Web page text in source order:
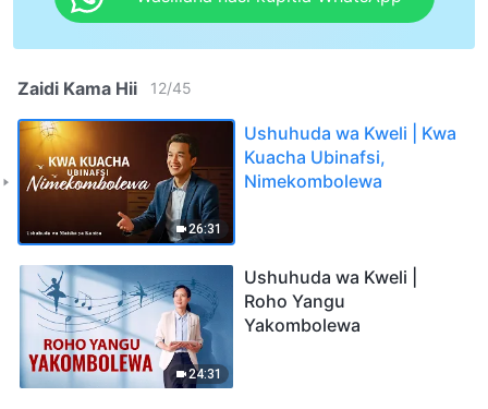
Zaidi Kama Hii 12/45
26:31
Ushuhuda wa Kweli | Kwa
Kuacha Ubinafsi,
Nimekombolewa
24:31
Ushuhuda wa Kweli |
Roho Yangu
Yakombolewa